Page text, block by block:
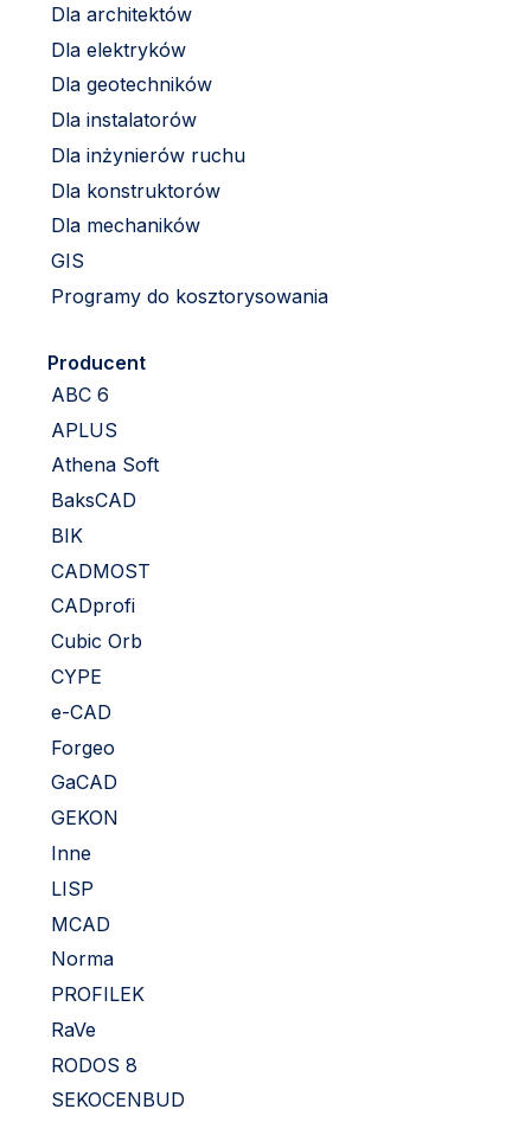
Dla architektów
Dla elektryków
Dla geotechników
Dla instalatorów
Dla inżynierów ruchu
Dla konstruktorów
Dla mechaników
GIS
Programy do kosztorysowania
Producent
ABC 6
APLUS
Athena Soft
BaksCAD
BIK
CADMOST
CADprofi
Cubic Orb
CYPE
e-CAD
Forgeo
GaCAD
GEKON
Inne
LISP
MCAD
Norma
PROFILEK
RaVe
RODOS 8
SEKOCENBUD